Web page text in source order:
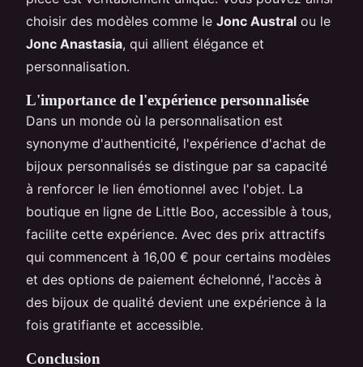
choisir des modèles comme le Jonc Austral ou le
Jonc Anastasia, qui allient élégance et
personnalisation.
L'importance de l'expérience personnalisée
Dans un monde où la personnalisation est
synonyme d'authenticité, l'expérience d'achat de
bijoux personnalisés se distingue par sa capacité
à renforcer le lien émotionnel avec l'objet. La
boutique en ligne de Little Boo, accessible à tous,
facilite cette expérience. Avec des prix attractifs
qui commencent à 16,00 € pour certains modèles
et des options de paiement échelonné, l'accès à
des bijoux de qualité devient une expérience à la
fois gratifiante et accessible.
Conclusion